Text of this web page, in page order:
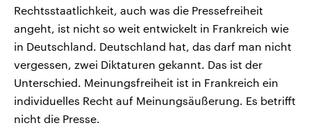
Rechtsstaatlichkeit, auch was die Pressefreiheit
angeht, ist nicht so weit entwickelt in Frankreich wie
in Deutschland. Deutschland hat, das darf man nicht
vergessen, zwei Diktaturen gekannt. Das ist der
Unterschied. Meinungsfreiheit ist in Frankreich ein
individuelles Recht auf Meinungsäußerung. Es betrifft
nicht die Presse.